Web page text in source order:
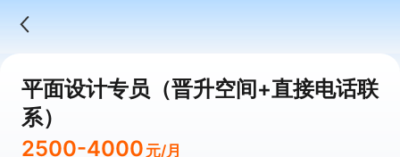
平面设计专员（晋升空间+直接电话联
系）
2500-4000 元/月